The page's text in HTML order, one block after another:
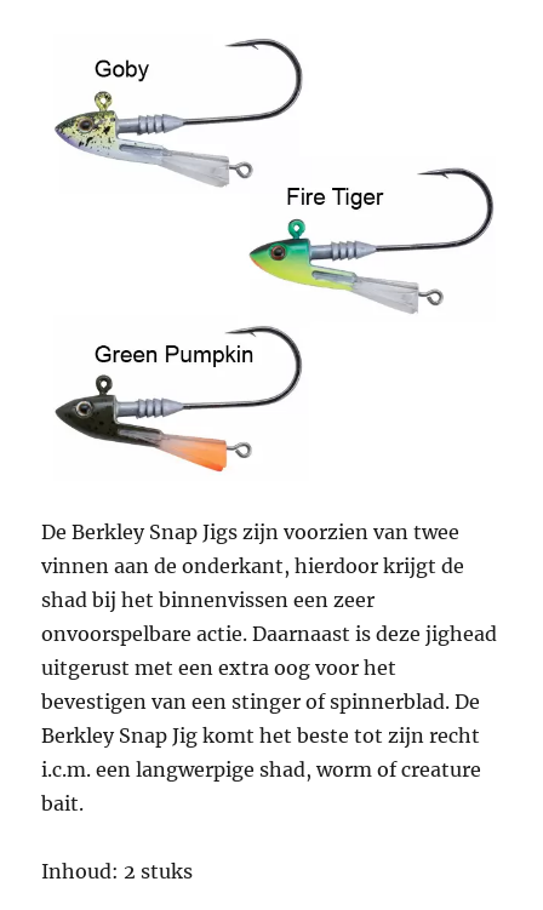
De Berkley Snap Jigs zijn voorzien van twee
vinnen aan de onderkant, hierdoor krijgt de
shad bij het binnenvissen een zeer
onvoorspelbare actie. Daarnaast is deze jighead
uitgerust met een extra oog voor het
bevestigen van een stinger of spinnerblad. De
Berkley Snap Jig komt het beste tot zijn recht
i.c.m. een langwerpige shad, worm of creature
bait.
Inhoud: 2 stuks